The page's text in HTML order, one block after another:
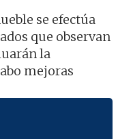
se efectúa
que observan
la
mejoras